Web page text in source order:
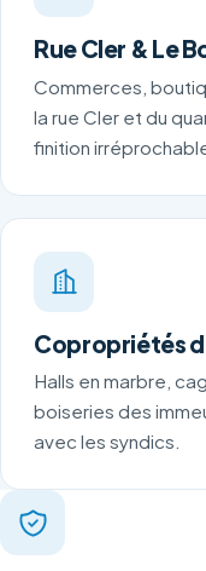
Rue Cler & Le
Commerces,
la rue Cler et du
finition
Copropriétés
Halls en marbre,
boiseries des
avec les syndics.